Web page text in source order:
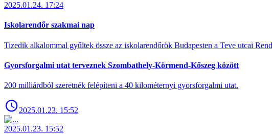
2025.01.24. 17:24
Iskolarendőr szakmai nap
Tizedik alkalommal gyűltek össze az iskolarendőrök Budapesten a Teve utcai
Gyorsforgalmi utat terveznek Szombathely-Körmend-Kőszeg között
200 milliárdból szeretnék felépíteni a 40 kilométernyi gyorsforgalmi utat.
2025.01.23. 15:52
2025.01.23. 15:52